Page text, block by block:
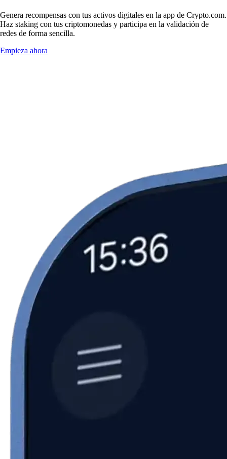
Genera recompensas con tus activos digitales en la app de Crypto.com.
Haz staking con tus criptomonedas y participa en la validación de
redes de forma sencilla.
Empieza ahora